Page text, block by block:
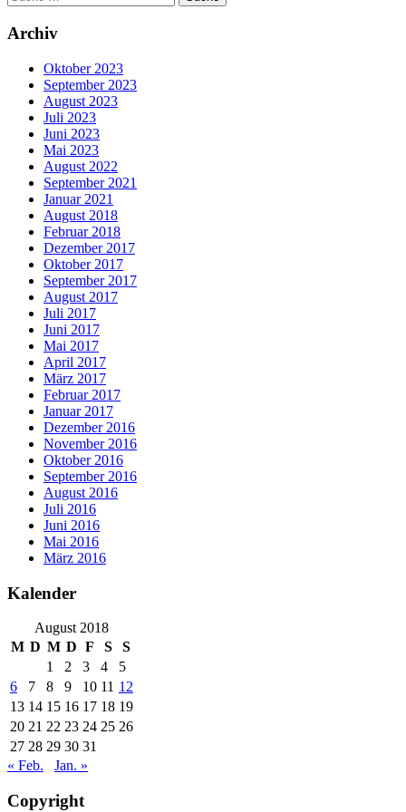
nach:
Archiv
Oktober 2023
September 2023
August 2023
Juli 2023
Juni 2023
Mai 2023
August 2022
September 2021
Januar 2021
August 2018
Februar 2018
Dezember 2017
Oktober 2017
September 2017
August 2017
Juli 2017
Juni 2017
Mai 2017
April 2017
März 2017
Februar 2017
Januar 2017
Dezember 2016
November 2016
Oktober 2016
September 2016
August 2016
Juli 2016
Juni 2016
Mai 2016
März 2016
Kalender
August 2018
M D M D F S
S
1
2 3 4
5
6
7 8 9 10 11 12
13 14 15 16 17 18 19
20 21 22 23 24 25 26
27 28 29 30 31
« Feb.
Jan. »
Copyright